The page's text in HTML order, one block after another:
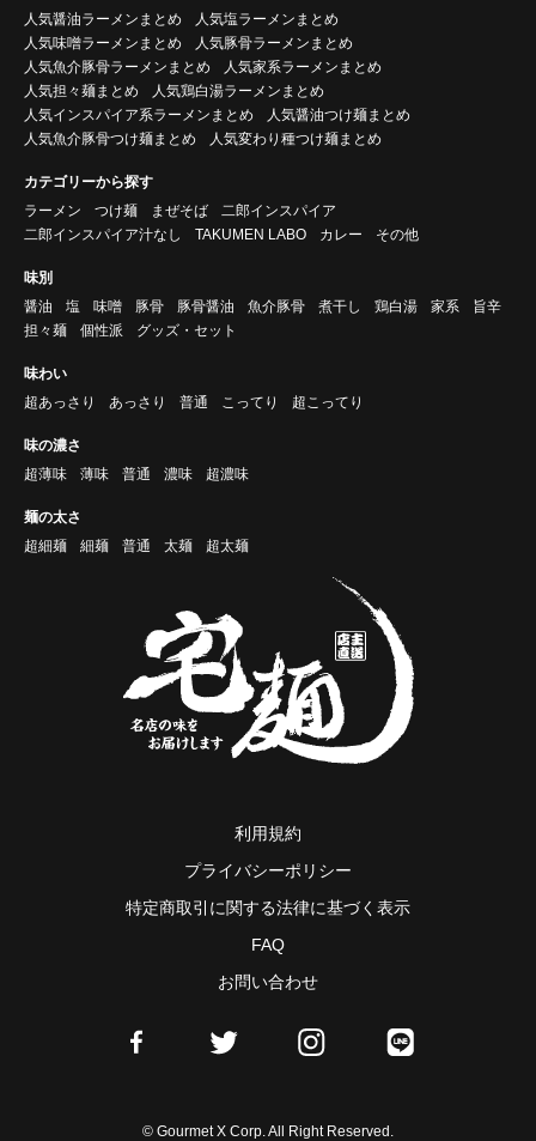
人気醤油ラーメンまとめ
人気塩ラーメンまとめ
人気味噌ラーメンまとめ
人気豚骨ラーメンまとめ
人気魚介豚骨ラーメンまとめ
人気家系ラーメンまとめ
人気担々麺まとめ
人気鶏白湯ラーメンまとめ
人気インスパイア系ラーメンまとめ
人気醤油つけ麺まとめ
人気魚介豚骨つけ麺まとめ
人気変わり種つけ麺まとめ
カテゴリーから探す
ラーメン
つけ麺 まぜそば
二郎インスパイア
二郎インスパイア汁なし
TAKUMEN LABO カレー その他
味別
醤油
塩 味噌 豚骨 豚骨醤油 魚介豚骨 煮干し 鶏白湯 家系
旨辛
担々麺
個性派 グッズ・セット
味わい
超あっさり
あっさり 普通 こってり 超こってり
味の濃さ
超薄味
薄味 普通 濃味 超濃味
麺の太さ
超細麺
細麺 普通 太麺 超太麺
利用規約
プライバシーポリシー
特定商取引に関する法律に基づく表示
FAQ
お問い合わせ
© Gourmet X Corp. All Right Reserved.